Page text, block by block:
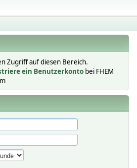
Zugriff auf diesen Bereich.
ein Benutzerkontobei FHEM